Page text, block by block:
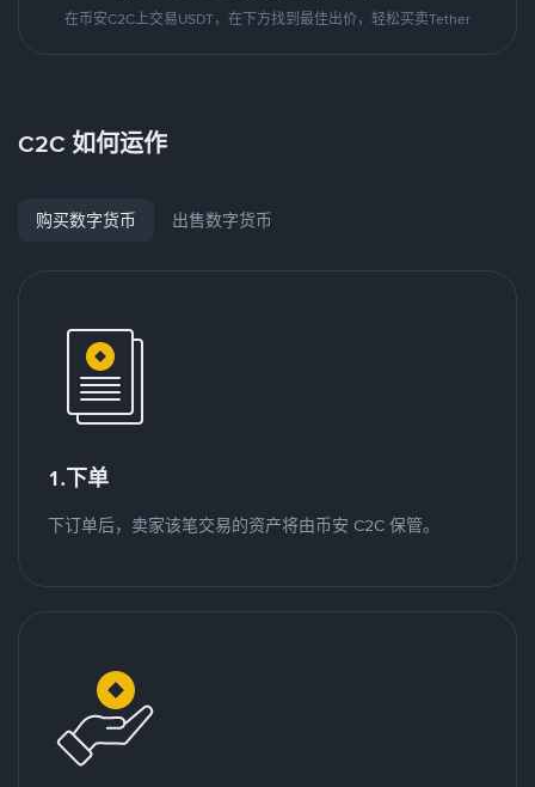
在币安C2C上交易USDT，在下方找到最佳出价，轻松买卖Tether
C2C 如何运作
购买数字货币 出售数字货币
1.下单
下订单后，卖家该笔交易的资产将由币安 C2C 保管。